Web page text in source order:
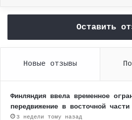
Оставить
Новые отзывы
Финляндия ввела временное
передвижение в восточной
3 недели тому назад